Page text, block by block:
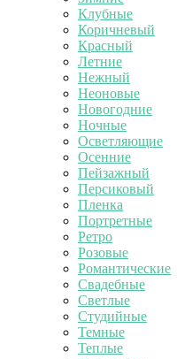
Клубные
Коричневый
Красный
Летние
Нежный
Неоновые
Новогодние
Ночные
Осветляющие
Осенние
Пейзажный
Персиковый
Пленка
Портретные
Ретро
Розовые
Романтические
Свадебные
Светлые
Студийные
Темные
Теплые